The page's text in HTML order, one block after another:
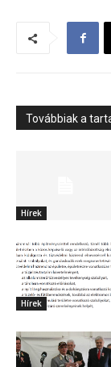
Továbbiak a
Hírek
Hírek